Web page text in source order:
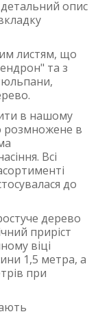
опис
листям, що
та з
в нашому
розмножене в
Всі
до
дерево
приріст
віці
1,5 метра, а
при